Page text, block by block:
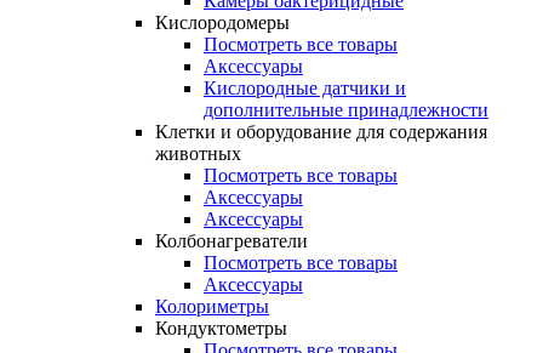
Кислородомеры
Посмотреть все товары
Аксессуары
Кислородные датчики и
дополнительные принадлежности
Клетки и оборудование для содержания
животных
Посмотреть все товары
Аксессуары
Аксессуары
Колбонагреватели
Посмотреть все товары
Аксессуары
Колориметры
Кондуктометры